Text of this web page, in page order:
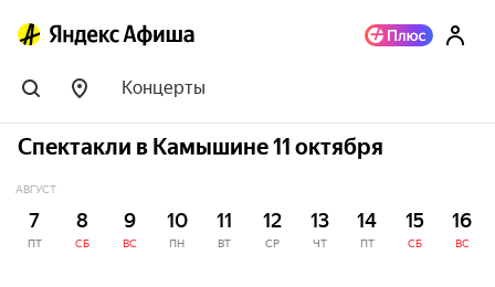
Концерты
Спектакли в Камышине 11 октября
АВГУСТ
7
ПТ
8
СБ
9
ВС
10
ПН
11
ВТ
12
СР
13
ЧТ
14
ПТ
15
СБ
16
ВС